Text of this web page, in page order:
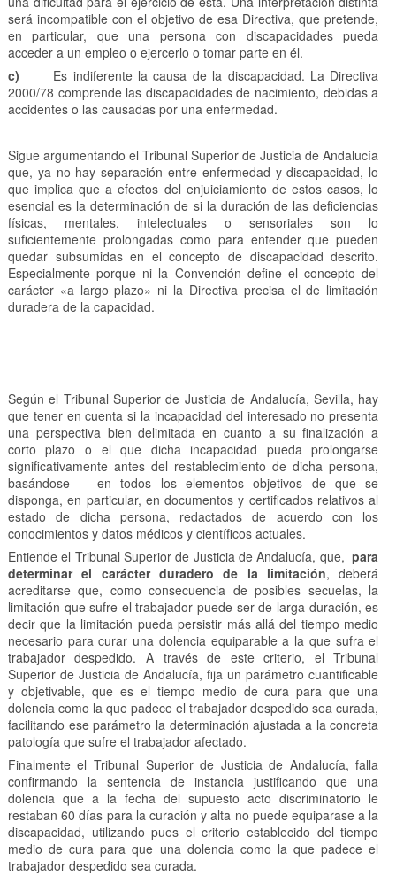
será incompatible con el objetivo de esa Directiva, que pretende,
en particular, que una persona con discapacidades pueda
acceder a un empleo o ejercerlo o tomar parte en él.
c)
Es indiferente la causa de la discapacidad. La Directiva
2000/78 comprende las discapacidades de nacimiento, debidas a
accidentes o las causadas por una enfermedad.
Sigue argumentando el Tribunal Superior de Justicia de Andalucía
que, ya no hay separación entre enfermedad y discapacidad, lo
que implica que a efectos del enjuiciamiento de estos casos, lo
esencial es la determinación de si la duración de las deficiencias
físicas, mentales, intelectuales o sensoriales son lo
suficientemente prolongadas como para entender que pueden
quedar subsumidas en el concepto de discapacidad descrito.
Especialmente porque ni la Convención define el concepto del
carácter «a largo plazo» ni la Directiva precisa el de limitación
duradera de la capacidad.
Según el Tribunal Superior de Justicia de Andalucía, Sevilla, hay
que tener en cuenta si la incapacidad del interesado no presenta
una perspectiva bien delimitada en cuanto a su finalización a
corto plazo o el que dicha incapacidad pueda prolongarse
significativamente antes del restablecimiento de dicha persona,
basándose en todos los elementos objetivos de que se
disponga, en particular, en documentos y certificados relativos al
estado de dicha persona, redactados de acuerdo con los
conocimientos y datos médicos y científicos actuales.
Entiende el Tribunal Superior de Justicia de Andalucía, que,para
determinar el carácter duradero de la limitación, deberá
acreditarse que, como consecuencia de posibles secuelas, la
limitación que sufre el trabajador puede ser de larga duración, es
decir que la limitación pueda persistir más allá del tiempo medio
necesario para curar una dolencia equiparable a la que sufra el
trabajador despedido. A través de este criterio, el Tribunal
Superior de Justicia de Andalucía, fija un parámetro cuantificable
y objetivable, que es el tiempo medio de cura para que una
dolencia como la que padece el trabajador despedido sea curada,
facilitando ese parámetro la determinación ajustada a la concreta
patología que sufre el trabajador afectado.
Finalmente el Tribunal Superior de Justicia de Andalucía, falla
confirmando la sentencia de instancia justificando que una
dolencia que a la fecha del supuesto acto discriminatorio le
restaban 60 días para la curación y alta no puede equiparase a la
discapacidad, utilizando pues el criterio establecido del tiempo
medio de cura para que una dolencia como la que padece el
trabajador despedido sea curada.